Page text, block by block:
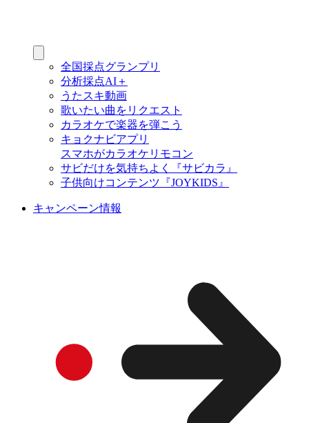
全国採点グランプリ
分析採点AI＋
うたスキ動画
歌いたい曲をリクエスト
カラオケで楽器を弾こう
キョクナビアプリ
スマホがカラオケリモコン
サビだけを気持ちよく『サビカラ』
子供向けコンテンツ『JOYKIDS』
キャンペーン情報